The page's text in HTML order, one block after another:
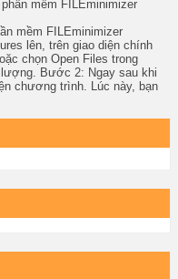
mềm FILEminimizer
lên, trên giao diện chính
chọn Open Files trong
Bước 2: Ngay sau khi
chương trình. Lúc này, bạn